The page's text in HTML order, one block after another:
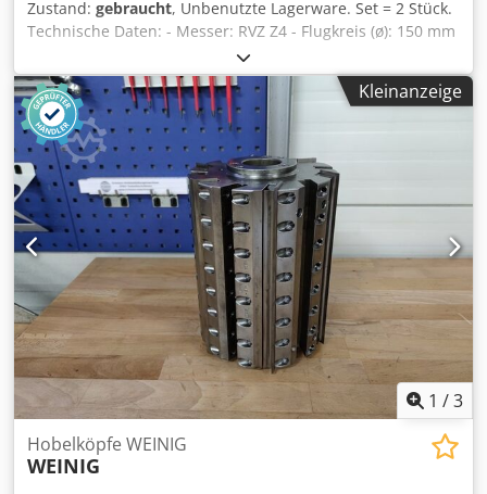
Zustand: gebraucht, Unbenutzte Lagerware. Set = 2 Stück.
Technische Daten: - Messer: RVZ Z4 - Flugkreis (ø): 150 mm
- Bohrung: 50 mm - Länge: 150 mm - Material: Stahl
Dwsdpfx Ahozrynce Nja
Kleinanzeige
1 /3
Hobelköpfe WEINIG
WEINIG